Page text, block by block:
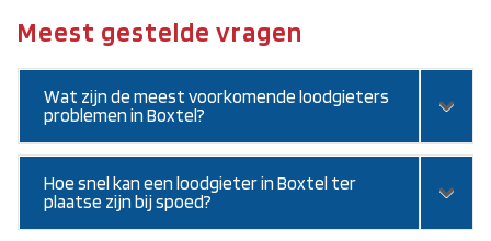
Meest gestelde vragen
Wat zijn de meest voorkomende loodgieters
problemen in Boxtel?
Hoe snel kan een loodgieter in Boxtel ter
plaatse zijn bij spoed?